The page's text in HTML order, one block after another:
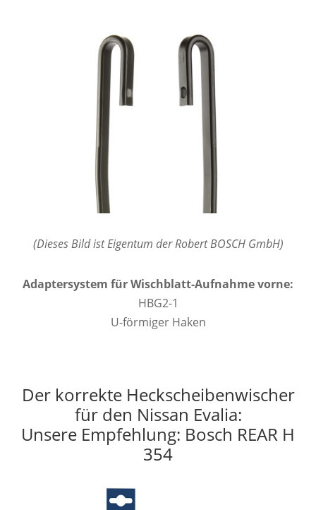
(Dieses Bild ist Eigentum der Robert BOSCH GmbH)
Adaptersystem für Wischblatt-Aufnahme vorne:
HBG2-1
U-förmiger Haken
Der korrekte Heckscheibenwischer
für den Nissan Evalia:
Unsere Empfehlung: Bosch REAR H
354